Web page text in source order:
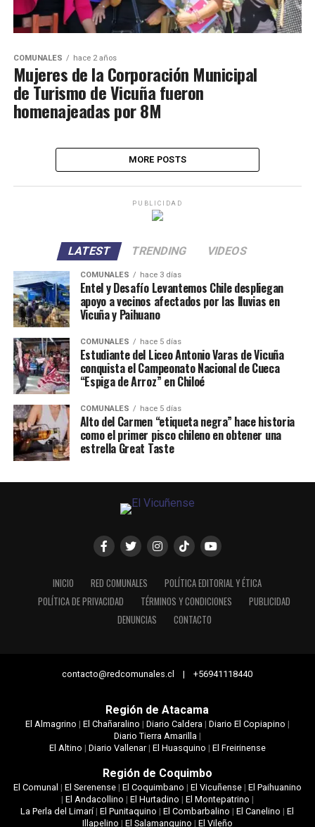
COMUNALES hace 2 años
Mujeres de la Corporación Municipal
de Turismo de Vicuña fueron
homenajeadas por 8M
MORE POSTS
PUBLICIDAD
LATEST TRENDING VIDEOS
COMUNALES hace 3 días
Entel y Desafío Levantemos Chile despliegan
apoyo a vecinos afectados por las lluvias en
Vicuña y Paihuano
COMUNALES hace 5 días
Estudiante del Liceo Antonio Varas de Vicuña
conquista el Campeonato Nacional de Cueca
“Espiga de Arroz” en Chiloé
COMUNALES hace 5 días
Alto del Carmen “etiqueta negra” hace historia
como el primer pisco chileno en obtener una
estrella Great Taste
INICIO RED COMUNALES
POLÍTICA EDITORIAL Y ÉTICA
POLÍTICA DE PRIVACIDAD
TÉRMINOS Y CONDICIONES
PUBLICIDAD
DENUNCIAS
CONTACTO
contacto@redcomunales.cl | +56941118440
Región de Atacama
El Almagrino | El Chañaralino | Diario Caldera | Diario El Copiapino |
Diario Tierra Amarilla |
El Altino | Diario Vallenar| El Huasquino | El Freirinense
Región de Coquimbo
El Comunal | El Serenense| El Coquimbano | El Vicuñense| El Paihuanino
| El Andacollino | El Hurtadino | El Montepatrino |
La Perla del Limarí|El Punitaquino |El Combarbalino |El Canelino |El
Illapelino | El Salamanquino | El Vileño